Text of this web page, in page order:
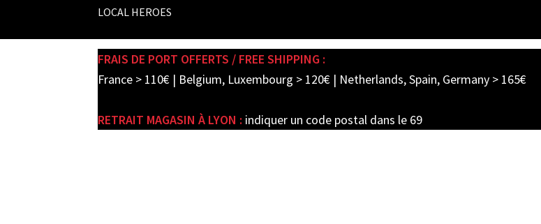
LOCAL HEROES
FRAIS DE PORT OFFERTS / FREE SHIPPING :
France > 110€ | Belgium, Luxembourg > 120€ | Netherlands, Spain, Germany > 165€
RETRAIT MAGASIN À LYON : indiquer un code postal dans le 69